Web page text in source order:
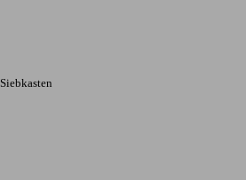
Siebkasten